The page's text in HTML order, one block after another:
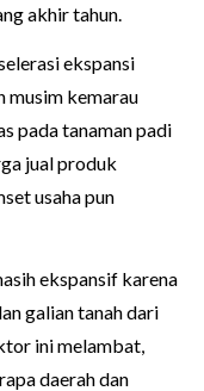
akhir tahun.
ekspansi
musim kemarau
pada tanaman padi
jual produk
usaha pun
ekspansif karena
galian tanah dari
ini melambat,
daerah dan